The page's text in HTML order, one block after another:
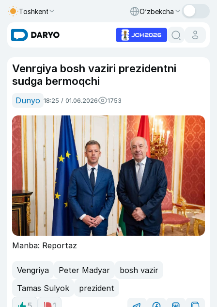
Toshkent O‘zbekcha
Venrgiya bosh vaziri prezidentni
sudga bermoqchi
Dunyo 18:25 / 01.06.2026 1753
Manba: Reportaz
Vengriya Peter Madyar
bosh vazir
Tamas Sulyok
prezident